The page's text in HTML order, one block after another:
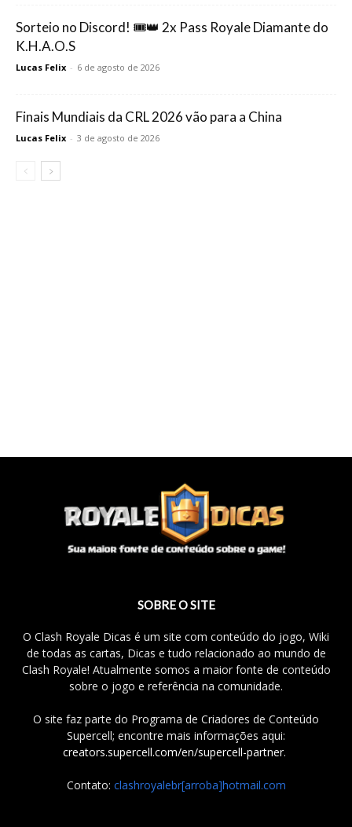
Sorteio no Discord! 🎟️👑 2x Pass Royale Diamante do
K.H.A.O.S
Lucas Felix - 6 de agosto de 2026
Finais Mundiais da CRL 2026 vão para a China
Lucas Felix - 3 de agosto de 2026
SOBRE O SITE
O Clash Royale Dicas é um site com conteúdo do jogo, Wiki
de todas as cartas, Dicas e tudo relacionado ao mundo de
Clash Royale! Atualmente somos a maior fonte de conteúdo
sobre o jogo e referência na comunidade.
O site faz parte do Programa de Criadores de Conteúdo
Supercell; encontre mais informações aqui:
creators.supercell.com/en/supercell-partner.
Contato: clashroyalebr[arroba]hotmail.com